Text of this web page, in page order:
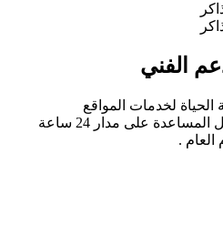
الفني
لخدمات المواقع
والسيرفرات بتوفرلك كافة سبل المساعدة على مدار 24 ساعة